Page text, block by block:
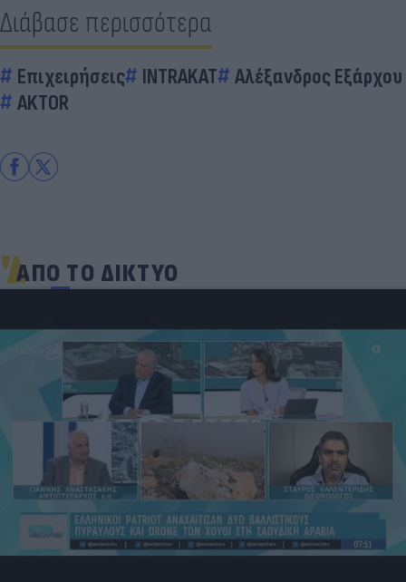
Διάβασε περισσότερα
Επιχειρήσεις INTRAKAT
Αλέξανδρος Εξάρχου
AKTOR
ΑΠΟ ΤΟ ΔΙΚΤΥΟ